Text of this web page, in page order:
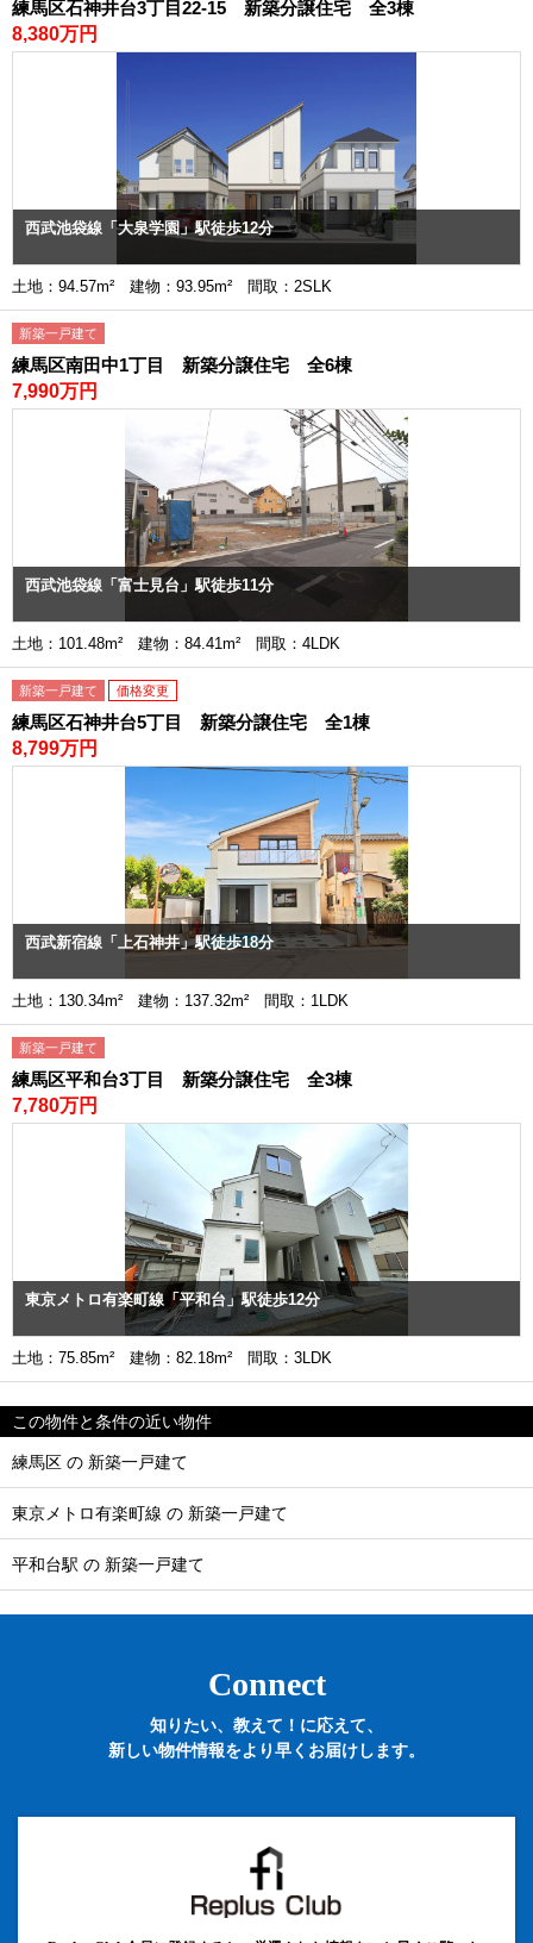
練馬区石神井台3丁目22-15 新築分譲住宅 全3棟
8,380万円
西武池袋線「大泉学園」駅徒歩12分
土地：94.57m² 建物：93.95m² 間取：2SLK
新築一戸建て
練馬区南田中1丁目 新築分譲住宅 全6棟
7,990万円
西武池袋線「富士見台」駅徒歩11分
土地：101.48m² 建物：84.41m² 間取：4LDK
新築一戸建て 価格変更
練馬区石神井台5丁目 新築分譲住宅 全1棟
8,799万円
西武新宿線「上石神井」駅徒歩18分
土地：130.34m² 建物：137.32m² 間取：1LDK
新築一戸建て
練馬区平和台3丁目 新築分譲住宅 全3棟
7,780万円
東京メトロ有楽町線「平和台」駅徒歩12分
土地：75.85m² 建物：82.18m² 間取：3LDK
この物件と条件の近い物件
練馬区 の 新築一戸建て
東京メトロ有楽町線 の 新築一戸建て
平和台駅 の 新築一戸建て
Connect
知りたい、教えて！に応えて、
新しい物件情報をより早くお届けします。